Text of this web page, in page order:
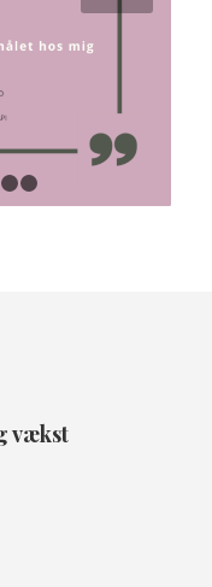
3 4 5 6 7 8 9 10
vækst